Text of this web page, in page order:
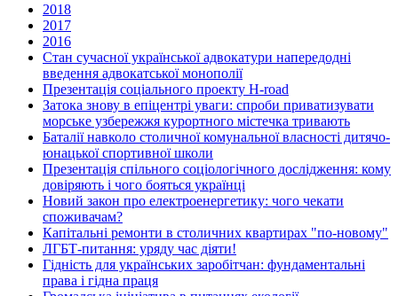
2018
2017
2016
Стан сучасної української адвокатури напередодні
введення адвокатської монополії
Презентація соціального проекту H-road
Затока знову в епіцентрі уваги: спроби приватизувати
морське узбережжя курортного містечка тривають
Баталії навколо столичної комунальної власності дитячо-
юнацької спортивної школи
Презентація спільного соціологічного дослідження: кому
довіряють і чого бояться українці
Новий закон про електроенергетику: чого чекати
споживачам?
Капітальні ремонти в столичних квартирах "по-новому"
ЛГБТ-питання: уряду час діяти!
Гідність для українських заробітчан: фундаментальні
права і гідна праця